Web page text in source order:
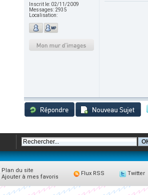
Inscrit le: 02/11/2009
Messages: 2935
Localisation:
Plan du site
Ajouter à mes favoris
Flux RSS Twitter